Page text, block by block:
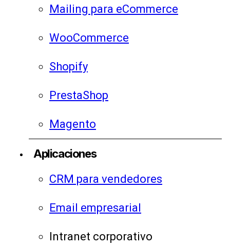
Mailing para eCommerce
WooCommerce
Shopify
PrestaShop
Magento
Aplicaciones
CRM para vendedores
Email empresarial
Intranet corporativo